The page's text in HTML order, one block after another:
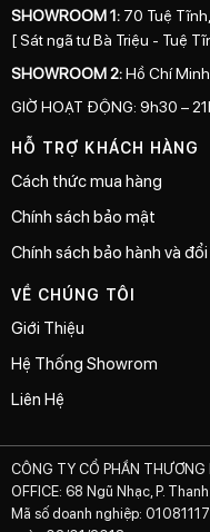
SHOWROOM 1: 70 Tuệ
[ Sát ngã tư Bà Triệu - Tuệ
SHOWROOM 2:Hồ Chí Minh
GIỜ HOẠT ĐỘNG: 9h30 –
HỖ TRỢ KHÁCH HÀNG
Cách thức mua hàng
Chính sách bảo mật
Chính sách bảo hành và
VỀ CHÚNG TÔI
Giới Thiệu
Hệ Thống Showrom
Liên Hệ
CÔNG TY CỔ PHẦN THƯƠNG
OFFICE: 68 Ngũ Nhạc, P.
Mã số doanh nghiệp: